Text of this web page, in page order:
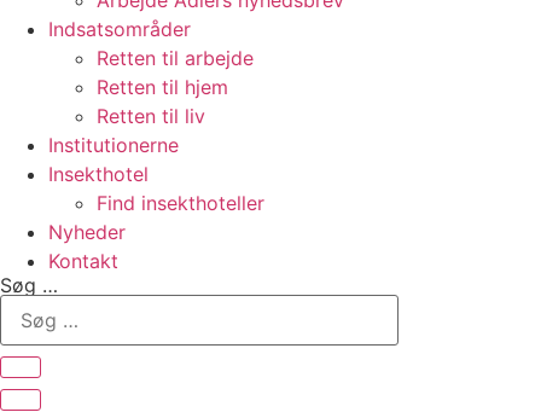
Indsatsområder
Retten til arbejde
Retten til hjem
Retten til liv
Institutionerne
Insekthotel
Find insekthoteller
Nyheder
Kontakt
Søg …